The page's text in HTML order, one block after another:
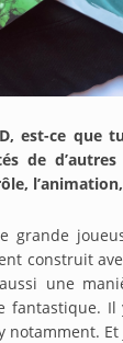
est-ce que
de
grande
construit
une
fantastique.
notamment.